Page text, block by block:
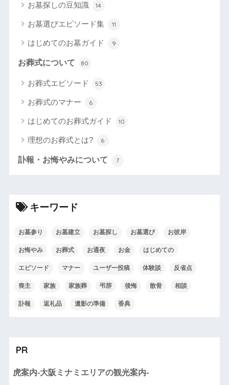
お墓探しの豆知識 14
お墓選びエピソード集 11
はじめてのお墓ガイド 9
お葬式について 80
お葬式エピソード 53
お葬式のマナー 6
はじめてのお葬式ガイド 10
理想のお葬式とは? 6
訃報・お悔やみについて 7
キーワード
お墓参り お墓建立 お墓探し お墓選び お彼岸
お悔やみ お葬式 お通夜 お金 はじめての
エピソード マナー ユーザー投稿 体験談 反省点
喪主 家族 家族葬 弔辞 後悔 散骨 相談
訃報 返礼品 遺影の準備 香典
PR
虎案内-大阪ミナミエリアの観光案内-